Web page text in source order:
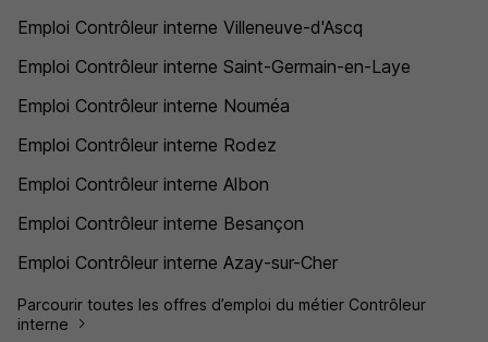
Emploi Contrôleur interne Villeneuve-d'Ascq
Emploi Contrôleur interne Saint-Germain-en-Laye
Emploi Contrôleur interne Nouméa
Emploi Contrôleur interne Rodez
Emploi Contrôleur interne Albon
Emploi Contrôleur interne Besançon
Emploi Contrôleur interne Azay-sur-Cher
Parcourir toutes les offres d’emploi du métier Contrôleur
interne